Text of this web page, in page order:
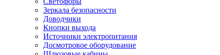
Зеркала безопасности
Доводчики
Кнопки выхода
Источники электропитания
Досмотровое оборудование